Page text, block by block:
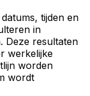
tijden en
in
Deze resultaten
werkelijke
worden
wordt